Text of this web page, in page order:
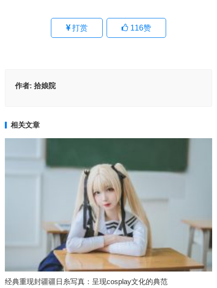
打赏 116赞
作者: 拾娘院
相关文章
经典重现封疆疆日糸写真：呈现cosplay文化的典范